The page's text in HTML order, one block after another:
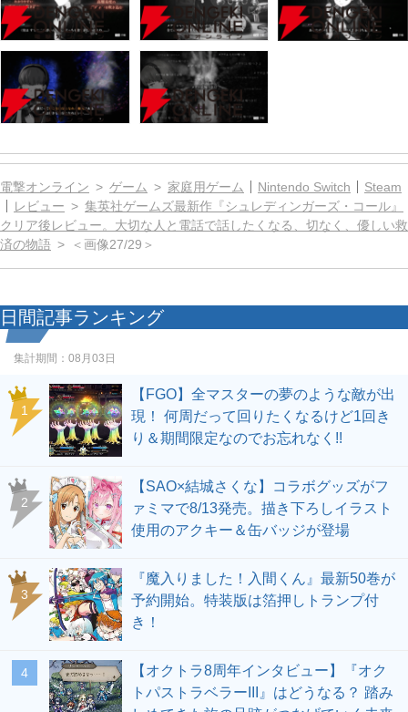
電撃オンライン ゲーム 家庭用ゲーム Nintendo Switch
Steam
レビュー
集英社ゲームズ最新作『シュレディンガーズ・コール』
クリア後レビュー。大切な人と電話で話したくなる、切なく、優しい救
済の物語
＜画像27/29＞
日間記事ランキング
集計期間： 08月03日
1
【FGO】全マスターの夢のような敵が出
現！ 何周だって回りたくなるけど1回き
り＆期間限定なのでお忘れなく!!
2
【SAO×結城さくな】コラボグッズがフ
ァミマで8/13発売。描き下ろしイラスト
使用のアクキー＆缶バッジが登場
3
『魔入りました！入間くん』最新50巻が
予約開始。特装版は箔押しトランプ付
き！
4
【オクトラ8周年インタビュー】『オク
トパストラベラーIII』はどうなる？ 踏み